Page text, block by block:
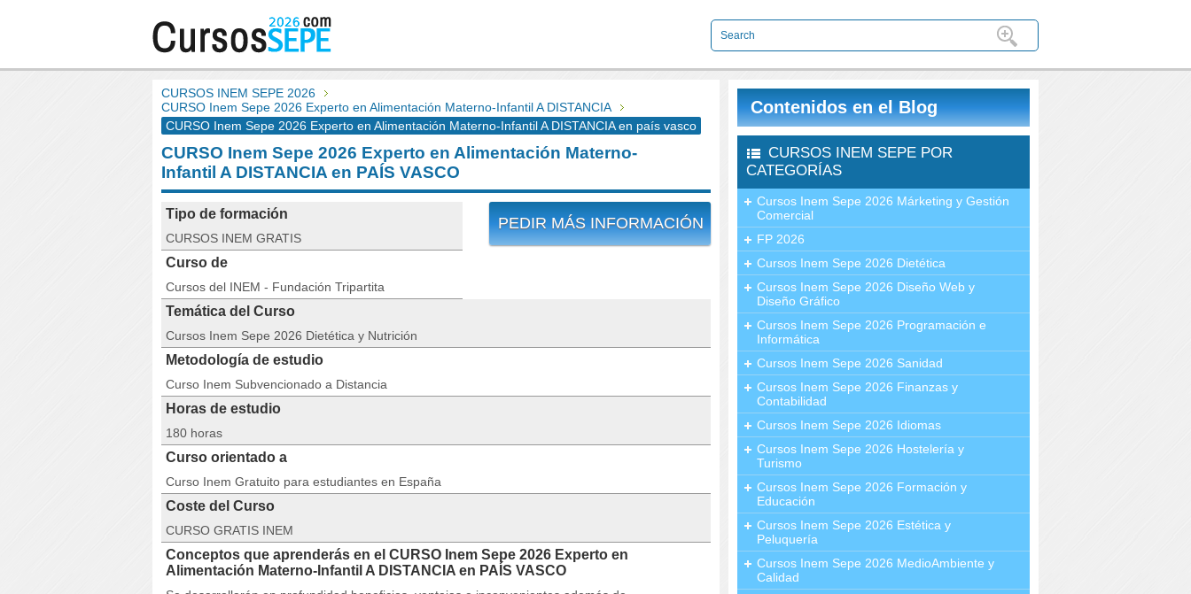
CURSOS INEM SEPE 2026
CURSO Inem Sepe 2026 Experto en Alimentación Materno-Infantil A DISTANCIA
CURSO Inem Sepe 2026 Experto en Alimentación Materno-Infantil A DISTANCIA en país vasco
CURSO Inem Sepe 2026 Experto en Alimentación Materno-
Infantil A DISTANCIA en PAÍS VASCO
PEDIR MÁS INFORMACIÓN
Tipo de formación
CURSOS INEM GRATIS
Curso de
Cursos del INEM - Fundación Tripartita
Temática del Curso
Cursos Inem Sepe 2026 Dietética y Nutrición
Metodología de estudio
Curso Inem Subvencionado a Distancia
Horas de estudio
180 horas
Curso orientado a
Curso Inem Gratuito para estudiantes en España
Coste del Curso
CURSO GRATIS INEM
Conceptos que aprenderás en el CURSO Inem Sepe 2026 Experto en
Alimentación Materno-Infantil A DISTANCIA en PAÍS VASCO
Contenidos en el Blog
CURSOS INEM SEPE POR
CATEGORÍAS
Cursos Inem Sepe 2026 Márketing y Gestión
Comercial
FP 2026
Cursos Inem Sepe 2026 Dietética
Cursos Inem Sepe 2026 Diseño Web y
Diseño Gráfico
Cursos Inem Sepe 2026 Programación e
Informática
Cursos Inem Sepe 2026 Sanidad
Cursos Inem Sepe 2026 Finanzas y
Contabilidad
Cursos Inem Sepe 2026 Idiomas
Cursos Inem Sepe 2026 Hostelería y
Turismo
Cursos Inem Sepe 2026 Formación y
Educación
Cursos Inem Sepe 2026 Estética y
Peluquería
Cursos Inem Sepe 2026 MedioAmbiente y
Calidad